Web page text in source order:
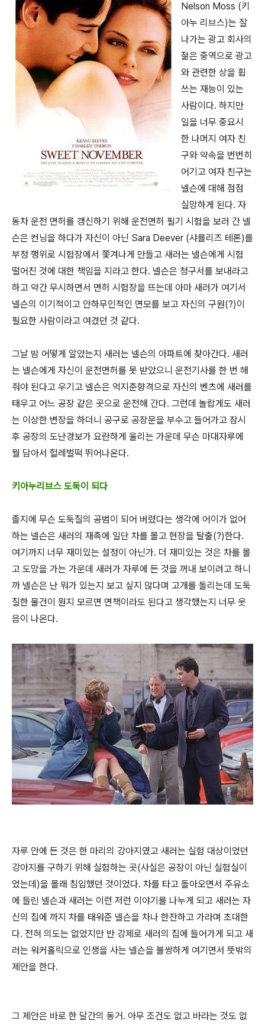
Nelson Moss (키
아누 리브스)는 잘
나가는 광고 회사의
젊은 중역으로 광고
와 관련한 상을 휩
쓰는 재능이 있는
사람이다. 하지만
일을 너무 중요시
한 나머지 여자 친
구와 약속을 번번히
어기고 여자 친구는
넬슨에 대해 점점
실망하게 된다. 자
동차 운전 면허를 갱신하기 위해 운전면허 필기 시험을 보러 간 넬
슨은 컨닝을 하다가 자신이 아닌 Sara Deever (샤를리즈 테론)를
부정 행위로 시험장에서 쫓겨나게 만들고 새러는 넬슨에게 시험
떨어진 것에 대한 책임을 지라고 한다. 넬슨은 청구서를 보내라고
하고 약간 무시하면서 면허 시험장을 뜨는데 아마 새러가 여기서
넬슨의 이기적이고 안하무인적인 면모를 보고 자신의 구원(?)이
필요한 사람이라고 여겼던 것 같다.
그날 밤 어떻게 알았는지 새러는 넬슨의 아파트에 찾아간다. 새러
는 넬슨에게 자신이 운전면허를 못 받았으니 운전기사를 한 번 해
줘야 된다고 우기고 넬슨은 억지춘향격으로 자신의 벤츠에 새러를
태우고 어느 공장 같은 곳으로 운전해 간다. 그런데 놀랍게도 새러
는 이상한 변장을 하더니 공구로 공장문을 부수고 들어가고 잠시
후 공장의 도난경보가 요란하게 울리는 가운데 무슨 마대자루에
뭘 담아서 헐레벌떡 뛰어나온다.
키아누리브스 도둑이 되다
졸지에 무슨 도둑질의 공범이 되어 버렸다는 생각에 어이가 없어
하는 넬슨은 새러의 재촉에 일단 차를 몰고 현장을 탈출(?)한다.
여기까지 너무 재미있는 설정이 아닌가. 더 재미있는 것은 차를 몰
고 도망을 가는 가운데 새러가 자루에 든 것을 꺼내 보이려고 하니
까 넬슨은 난 뭐가 있는지 보고 싶지 않다며 고개를 돌리는데 도둑
질한 물건이 뭔지 모르면 면책이라도 된다고 생각했는지 너무 웃
음이 나온다.
자루 안에 든 것은 한 마리의 강아지였고 새러는 실험 대상이었던
강아지를 구하기 위해 실험하는 곳(사실은 공장이 아닌 실험실이
었는데 )을 몰래 침입했던 것이었다. 차를 타고 돌아오면서 주유소
에 들린 넬슨과 새러는 이런 저런 이야기를 나누게 되고 새러는 자
신의 집에 까지 차를 태워준 넬슨을 차나 한잔하고 가라며 초대한
다. 전혀 의도는 없었지만 반 강제로 새러의 집에 들어가게 되고 새
러는 워커홀릭으로 인생을 사는 넬슨을 불쌍하게 여기면서 뜻밖의
제안을 한다.
그 제안은 바로 한 달간의 동거. 아무 조건도 없고 바라는 것도 없